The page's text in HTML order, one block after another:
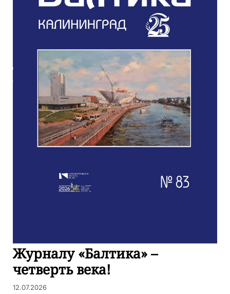
Журналу «Балтика» –
четверть века!
12.07.2026